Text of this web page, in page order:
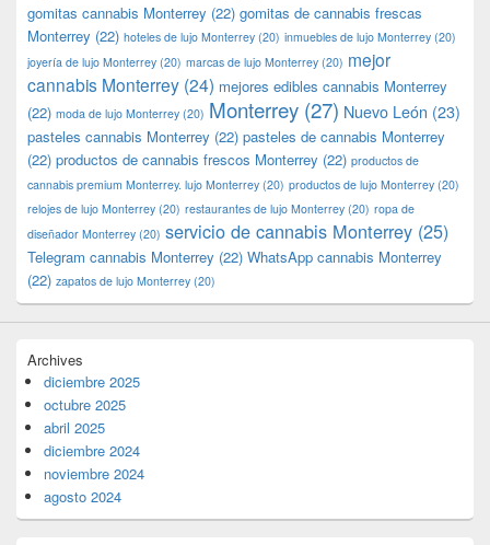
gomitas cannabis Monterrey (22) gomitas de cannabis frescas
Monterrey (22) hoteles de lujo Monterrey (20) inmuebles de lujo Monterrey (20)
joyería de lujo Monterrey (20) marcas de lujo Monterrey (20) mejor
cannabis Monterrey (24) mejores edibles cannabis Monterrey
(22) moda de lujo Monterrey (20) Monterrey (27) Nuevo León (23)
pasteles cannabis Monterrey (22) pasteles de cannabis Monterrey
(22) productos de cannabis frescos Monterrey (22) productos de
cannabis premium Monterrey. lujo Monterrey (20) productos de lujo Monterrey (20)
relojes de lujo Monterrey (20) restaurantes de lujo Monterrey (20) ropa de
diseñador Monterrey (20) servicio de cannabis Monterrey (25)
Telegram cannabis Monterrey (22) WhatsApp cannabis Monterrey
(22) zapatos de lujo Monterrey (20)
Archives
diciembre 2025
octubre 2025
abril 2025
diciembre 2024
noviembre 2024
agosto 2024